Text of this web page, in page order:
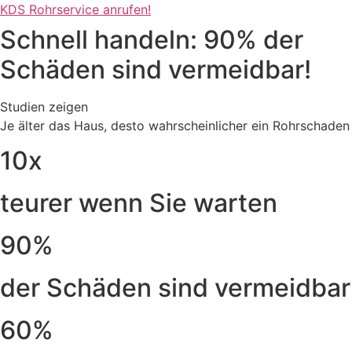
KDS Rohrservice anrufen!
Schnell handeln: 90% der
Schäden sind vermeidbar!
Studien zeigen
Je älter das Haus, desto wahrscheinlicher ein Rohrschaden
10x
teurer wenn Sie warten
90%
der Schäden sind vermeidbar
60%